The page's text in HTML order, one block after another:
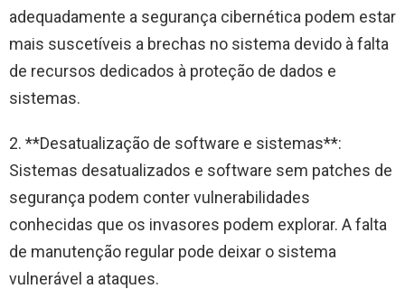
adequadamente a segurança cibernética podem estar
mais suscetíveis a brechas no sistema devido à falta
de recursos dedicados à proteção de dados e
sistemas.
2. **Desatualização de software e sistemas**:
Sistemas desatualizados e software sem patches de
segurança podem conter vulnerabilidades
conhecidas que os invasores podem explorar. A falta
de manutenção regular pode deixar o sistema
vulnerável a ataques.